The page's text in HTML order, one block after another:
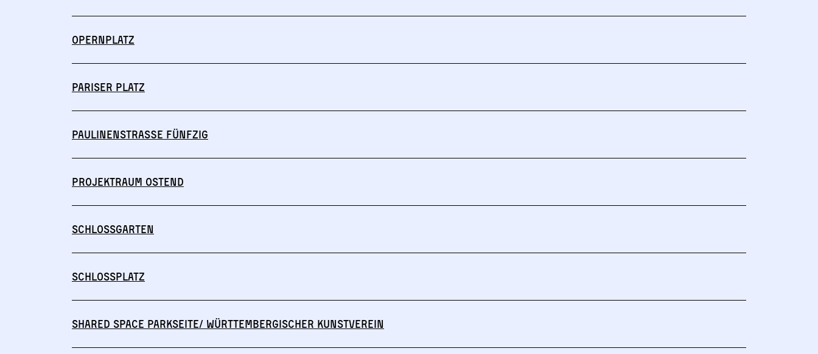
Opernplatz
Pariser Platz
Paulinenstraße Fünfzig
Projektraum Ostend
Schlossgarten
Schlossplatz
Shared Space Parkseite/ Württembergischer Kunstverein